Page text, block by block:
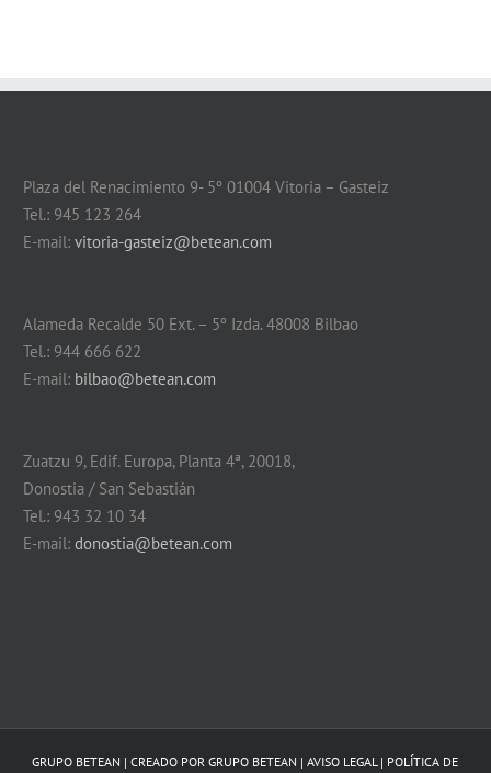
Plaza del Renacimiento 9- 5º 01004 Vitoria – Gasteiz
Tel.: 945 123 264
E-mail: vitoria-gasteiz@betean.com
Alameda Recalde 50 Ext. – 5º Izda. 48008 Bilbao
Tel.: 944 666 622
E-mail: bilbao@betean.com
Zuatzu 9, Edif. Europa, Planta 4ª, 20018,
Donostia / San Sebastián
Tel.: 943 32 10 34
E-mail: donostia@betean.com
GRUPO BETEAN | CREADO PORGRUPO BETEAN |AVISO LEGAL | POLÍTICA DE